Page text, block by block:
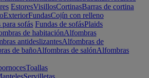
EstoresVisillosCortinasBarras de cortina
ExteriorFundasCojín con relleno
sofás Fundas de sofásPlaids
de habitaciónAlfombras
antideslizantesAlfombras de
de bañoAlfombras de salónAlfombras
Toallas
Servilletas